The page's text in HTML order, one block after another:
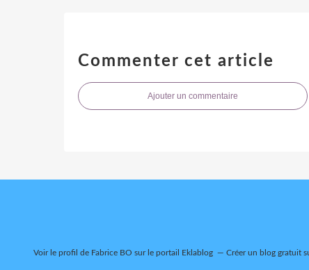
Commenter cet article
Ajouter un commentaire
Voir le profil de Fabrice BO sur le portail Eklablog Créer un blog gratuit